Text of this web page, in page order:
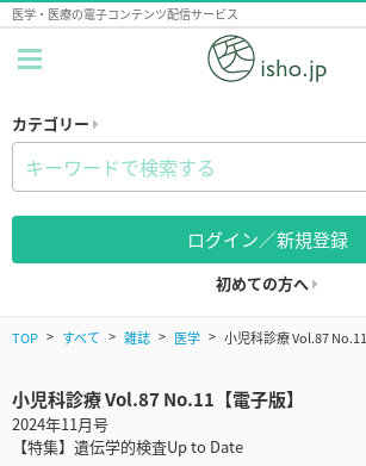
医学・医療の電子コンテンツ配信サービス
カテゴリー
ログイン／新規登録
初めての方へ
TOP すべて 雑誌 医学 小児科診療 Vol.87 No.11
小児科診療 Vol.87 No.11【電子版】
2024年11月号
【特集】遺伝学的検査Up to Date